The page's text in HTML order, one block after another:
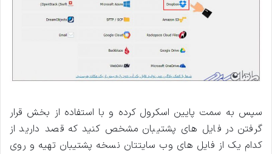
سپس به سمت پایین اسکرول کرده و با استفاده از بخش قرار
گرفتن در فایل های پشتیبان مشخص کنید که قصد دارید از
کدام یک از فایل های وب سایتتان نسخه پشتیبان تهیه و روی